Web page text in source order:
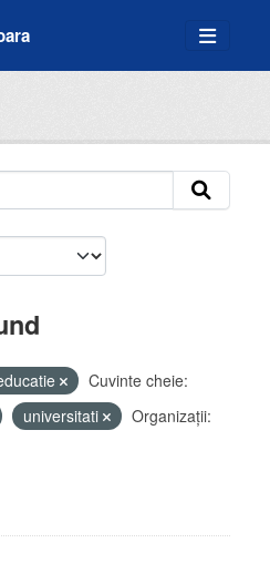
Cuvinte cheie:
universitati
Organizații: